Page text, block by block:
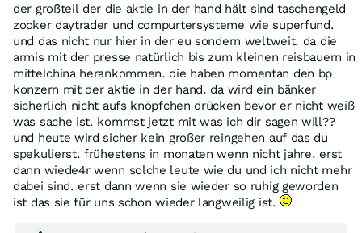
der großteil der die aktie in der hand hält sind taschengeld
zocker daytrader und compurtersysteme wie superfund.
und das nicht nur hier in der eu sondern weltweit. da die
armis mit der presse natürlich bis zum kleinen reisbauern in
mittelchina herankommen. die haben momentan den bp
konzern mit der aktie in der hand. da wird ein bänker
sicherlich nicht aufs knöpfchen drücken bevor er nicht weiß
was sache ist. kommst jetzt mit was ich dir sagen will??
und heute wird sicher kein großer reingehen auf das du
spekulierst. frühestens in monaten wenn nicht jahre. erst
dann wiede4r wenn solche leute wie du und ich nicht mehr
dabei sind. erst dann wenn sie wieder so ruhig geworden
ist das sie für uns schon wieder langweilig ist.